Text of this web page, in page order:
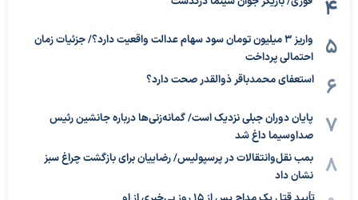
واریز ۳ میلیون تومان سود سهام عدالت واقعیت دارد؟/ جزئیات زمان
احتمالی پرداخت
استعفای محمدباقر ذوالقدر صحت دارد؟
پایان دوران جبلی نزدیک است/ گمانه‌زنی‌ها درباره جانشین رئیس
صداوسیما داغ شد
بمب نقل‌وانتقالات در پرسپولیس/ رضاییان برای بازگشت چراغ سبز
نشان داد